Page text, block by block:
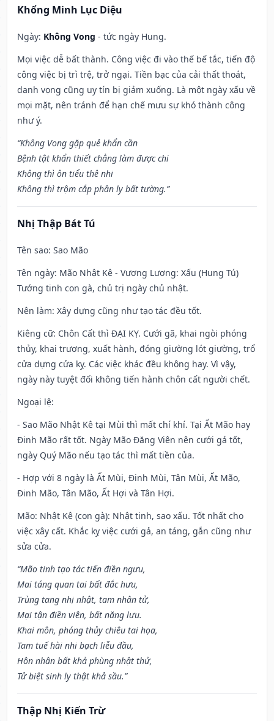
Khổng Minh Lục Diệu
Ngày: Không Vong - tức ngày Hung.
Mọi việc dễ bất thành. Công việc đi vào thế bế tắc, tiến độ
công việc bị trì trệ, trở ngại. Tiền bạc của cải thất thoát,
danh vọng cũng uy tín bị giảm xuống. Là một ngày xấu về
mọi mặt, nên tránh để hạn chế mưu sự khó thành công
như ý.
“Không Vong gặp quẻ khẩn cần
Bệnh tật khẩn thiết chẳng làm được chi
Không thì ôn tiểu thê nhi
Không thì trộm cắp phân ly bất tường.”
Nhị Thập Bát Tú
Tên sao: Sao Mão
Tên ngày: Mão Nhật Kê - Vương Lương: Xấu (Hung Tú)
Tướng tinh con gà, chủ trị ngày chủ nhật.
Nên làm: Xây dựng cũng như tạo tác đều tốt.
Kiêng cữ: Chôn Cất thì ĐẠI KỴ. Cưới gã, khai ngòi phóng
thủy, khai trương, xuất hành, đóng giường lót giường, trổ
cửa dựng cửa kỵ. Các việc khác đều không hay. Vì vậy,
ngày này tuyệt đối không tiến hành chôn cất người chết.
Ngoại lệ:
- Sao Mão Nhật Kê tại Mùi thì mất chí khí. Tại Ất Mão hay
Đinh Mão rất tốt. Ngày Mão Đăng Viên nên cưới gả tốt,
ngày Quý Mão nếu tạo tác thì mất tiền của.
- Hợp với 8 ngày là Ất Mùi, Đinh Mùi, Tân Mùi, Ất Mão,
Đinh Mão, Tân Mão, Ất Hợi và Tân Hợi.
Mão: Nhật Kê (con gà): Nhật tinh, sao xấu. Tốt nhất cho
việc xây cất. Khắc kỵ việc cưới gả, an táng, gắn cũng như
sửa cửa.
“Mão tinh tạo tác tiến điền ngưu,
Mai táng quan tai bất đắc hưu,
Trùng tang nhị nhật, tam nhân tử,
Mại tận điền viên, bất năng lưu.
Khai môn, phóng thủy chiêu tai họa,
Tam tuế hài nhi bạch liễu đầu,
Hôn nhân bất khả phùng nhật thử,
Tử biệt sinh ly thật khả sầu.”
Thập Nhị Kiến Trừ